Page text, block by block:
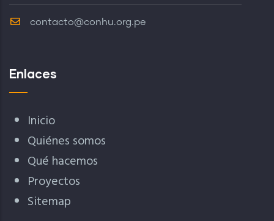
contacto@conhu.org.pe
Enlaces
Inicio
Quiénes somos
Qué hacemos
Proyectos
Sitemap